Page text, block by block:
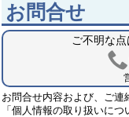
お問合せ
ご不明な
お問合せ内容および、ご連
「個人情報の取り扱いにつ